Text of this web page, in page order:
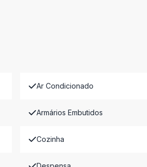
Ar Condicionado
Armários Embutidos
Cozinha